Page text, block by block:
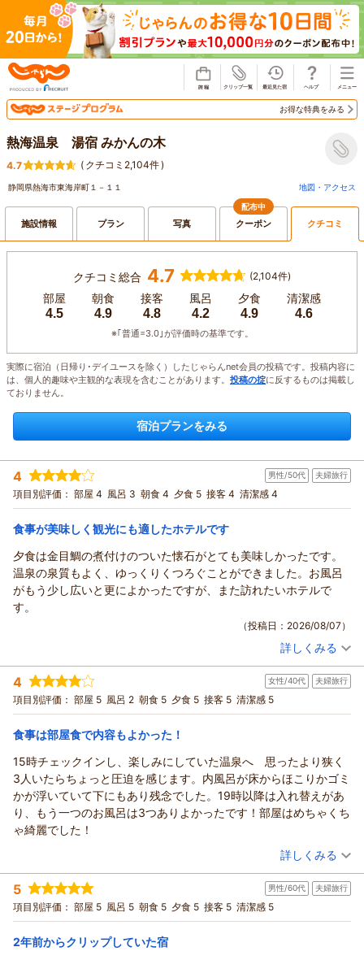
お得な特典をみる
熱海温泉 湯宿 みかんの木
4.7 ( クチコミ2,104件)
静岡県熱海市東海岸町１－１１ 地図・アクセス
施設情報 プラン 写真
配布中
クーポン クチコミ
クチコミ総合 4.7 (2,104件)
部屋
4.5
朝食
4.9
接客
4.8
風呂
4.2
夕食
4.9
清潔感
4.6
※｢普通=3.0｣が評価時の基準です。
実際に宿泊（日帰り･デイユースを除く）したじゃらんnet会員の投稿です。投稿内容に
は、個人的趣味や主観的な表現を含むことがあります。 投稿の掟に反するものは掲載し
ておりません。
宿泊プランをみる
4 男性/50代 夫婦旅行
項目別評価： 部屋 4 風呂 3 朝食 4 夕食 5 接客 4 清潔感 4
食事が美味しく観光にも適したホテルです
夕食は金目鯛の煮付けのついた懐石がとても美味しかったです。
温泉の泉質もよく、ゆっくりくつろぐことができました。お風呂
がもう少し広いと更によかったですが、また訪れたいホテルで
す。
（投稿日：2026/08/07）
投稿者： ライスファーマーさん(男性/50代)
宿泊プラン： 【スタンダード料理】迷ったらコレ！当館名物《金目鯛の姿煮
付》基本料理を堪能★【お部屋食】
和室 朝・夕
朝/部屋出し
夕/部屋出し
宿泊価格帯： 28,001～29,000円(大人一人あたり/税込)
詳しくみる
4 女性/40代 夫婦旅行
項目別評価： 部屋 5 風呂 2 朝食 5 夕食 5 接客 5 清潔感 5
食事は部屋食で内容もよかった！
15時チェックインし、楽しみにしていた温泉へ 思ったより狭く
3人いたらちょっと圧迫を感じます。内風呂が床からほこりかゴミ
かが浮いていて下にもあり残念でした。19時以降は入れ替えがあ
り、もう一つのお風呂は3つありよかったです！部屋はめちゃくち
ゃ綺麗でした！
（投稿日：2026/08/07）
宿泊時期： 2026年08月宿泊 (夫婦旅行)
投稿者： ゆうさん
宿泊プラン： 【当館最上級献立】メインは金目鯛姿煮＆鯛姿造！焼き物は鮑
orステーキから選択可♪【部屋食】
ツイン 朝・夕
朝/部屋出し
夕/部屋出し
詳しくみる
5 男性/60代 夫婦旅行
項目別評価： 部屋 5 風呂 5 朝食 5 夕食 5 接客 5 清潔感 5
2年前からクリップしていた宿